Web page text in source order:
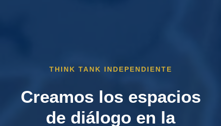
THINK TANK INDEPENDIENTE
Creamos los espacios
de diálogo en la